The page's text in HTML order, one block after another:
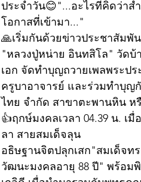
ประจำวัน😊"...อะไรที่คิดว่า
โอกาสที่เข้ามา..."
🙏เริ่มกันด้วยข่าวประชาสัมพั
"หลวงปู่หน่าย อินทสิโล" วัดบ้
เอก จัดทำบุญถวายเพลพระป
ครูบาอาจารย์ และร่วมทำบุญ
ไทย จำกัด สาขาตะพานหิน ห
👍ฤกษ์มงคลเวลา 04.39 น. เ
ลา สายสมเด็จลุน
อธิษฐานจิตปลุกเสก"สมเด็จท
วัฒนะมงคลอายุ 88 ปี" พร้อม